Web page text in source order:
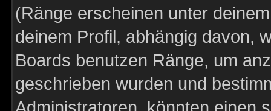
(Ränge erscheinen unter
deinem Profil, abhängig davon,
Boards benutzen Ränge, um
geschrieben wurden und